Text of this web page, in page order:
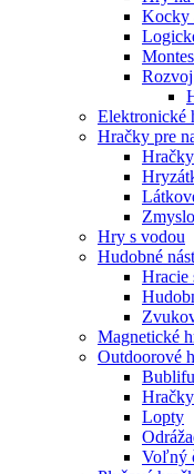
Kocky
Elektronické
Hračky pre
Hry s vodou
Hudobné
Hracie
Magnetické
Outdoorové
Lopty
Voľný